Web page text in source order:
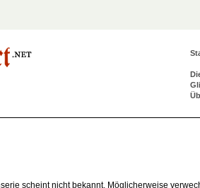
scheint nicht bekannt. Möglicherweise